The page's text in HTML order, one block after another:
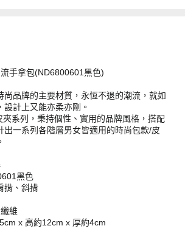
流手拿包(ND6800601黑色)
尚品牌的主要材質，永恆不退的潮流，就如
設計上又能亦柔亦剛。
系列，秉持個性、實用的品牌風格，搭配
出一系列各階層男女皆適用的時尚包款/皮
黑色
揹、斜揹
維
x 高約12cm x 厚約4cm